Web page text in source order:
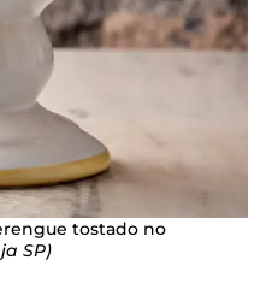
tostado no
SP)